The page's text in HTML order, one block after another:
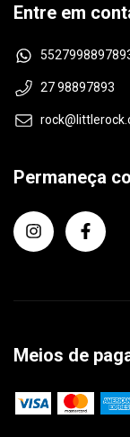
Entre em
27 98897893
Permaneça
Meios de